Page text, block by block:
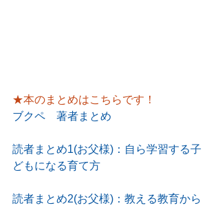
★本のまとめはこちらです！
ブクペ　著者まとめ
読者まとめ1(お父様)：自ら学習する子
どもになる育て方
読者まとめ2(お父様)：教える教育から